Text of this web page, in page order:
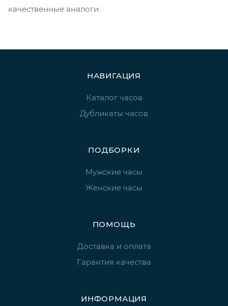
качественные аналоги.
НАВИГАЦИЯ
Каталог часов
Дубликаты часов
ПОДБОРКИ
Мужские часы
Женские часы
ПОМОЩЬ
Доставка и оплата
Гарантия качества
ИНФОРМАЦИЯ